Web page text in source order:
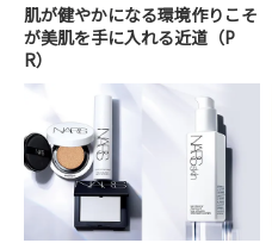
肌が健やかになる環境作りこそ
が美肌を手に入れる近道（P
R）